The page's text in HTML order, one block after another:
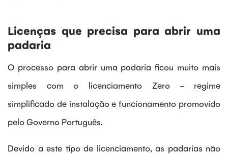
Licenças que precisa para abrir uma
padaria
O processo para abrir uma padariaficou muito mais
simples com o licenciamento Zero - regime
simplificado de instalação e funcionamento promovido
pelo Governo Português.
Devido a este tipo de licenciamento, as padarias não